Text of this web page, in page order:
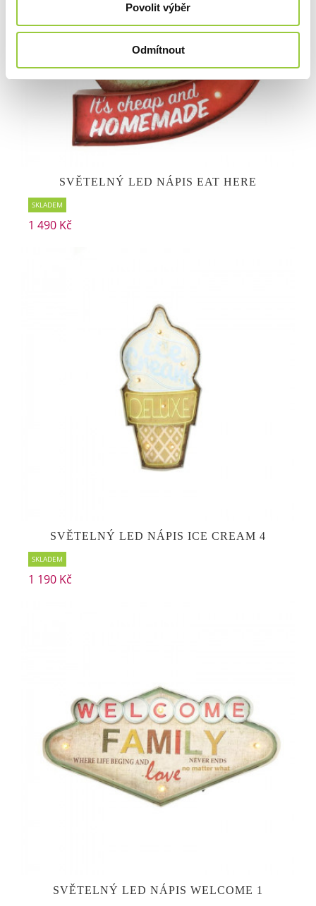
Povolit výběr
Odmítnout
SVĚTELNÝ LED NÁPIS EAT HERE
SKLADEM
1 490 Kč
SVĚTELNÝ LED NÁPIS ICE CREAM 4
SKLADEM
1 190 Kč
SVĚTELNÝ LED NÁPIS WELCOME 1